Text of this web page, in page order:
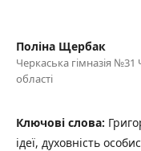
Поліна Щербак
Черкаська гімназія №31
області
Ключові слова:
ідеї, духовність